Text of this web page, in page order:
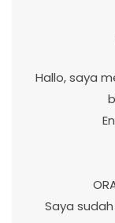
Hallo, saya
Saya